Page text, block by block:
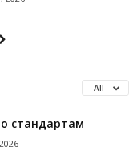
All
стандартам